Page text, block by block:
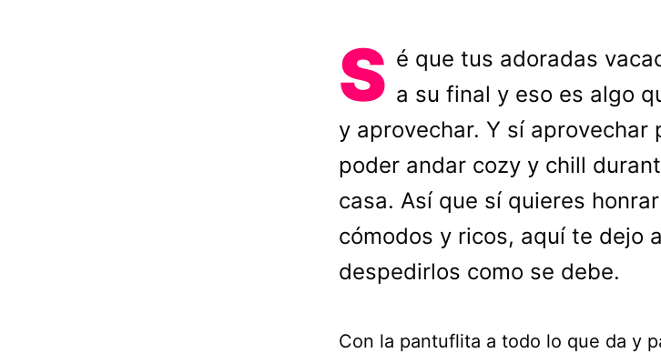
S é que tus adoradas
a su final y eso es algo
y aprovechar. Y sí aprovechar
poder andar cozy y chill
casa. Así que sí quieres
cómodos y ricos, aquí te dejo
despedirlos como se debe.
Con la pantuflita a todo lo que da y